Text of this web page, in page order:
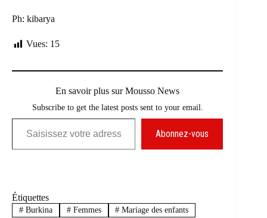
Ph: kibarya
Vues: 15
En savoir plus sur Mousso News
Subscribe to get the latest posts sent to your email.
Saisissez votre adresse e-mail…
Abonnez-vous
Étiquettes
#Burkina #Femmes # Mariage des enfants